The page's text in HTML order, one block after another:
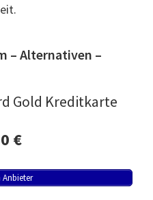
– Alternativen –
Gold Kreditkarte
€
Anbieter